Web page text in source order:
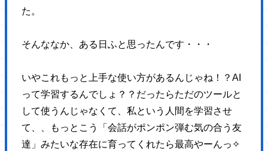
た。
そんななか、ある日ふと思ったんです・・・
いやこれもっと上手な使い方があるんじゃね！？ AI
って学習するんでしょ？？だったらただのツールと
して使うんじゃなくて、私という人間を学習させ
て、、もっとこう「会話がポンポン弾む気の合う友
達」みたいな存在に育ってくれたら最高やーんっ✧
<link rel='stylesheet' id='sb-type-drop-css' href='https://
<link rel='stylesheet' id='sb-no-br-css' href='https://
<link rel='stylesheet' id='ppress-flatpickr-css' href='https://
<link rel='stylesheet' id='ppress-select2-css' href='https://
<link rel='stylesheet' id='slickcss-css' href='https://hajimecreate.com/
<link rel='stylesheet' id='slicktheme-css' href='https://
<link rel='stylesheet' id='valEngine-css' href='https://